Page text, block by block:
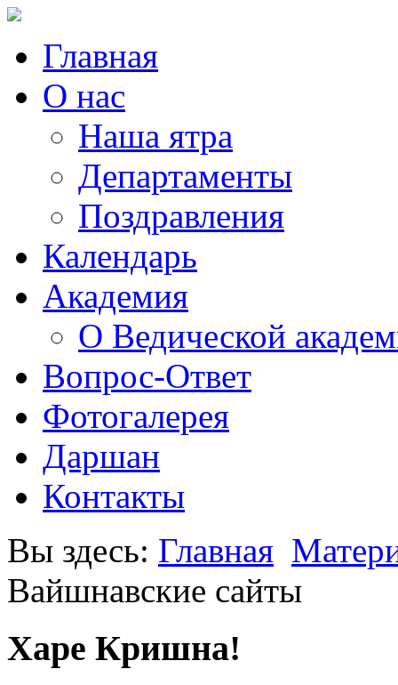
Главная
О нас
Наша ятра
Департаменты
Поздравления
Календарь
Академия
О Ведической
Вопрос-Ответ
Фотогалерея
Даршан
Контакты
Вы здесь: Главная
Вайшнавские сайты
Харе Кришна!